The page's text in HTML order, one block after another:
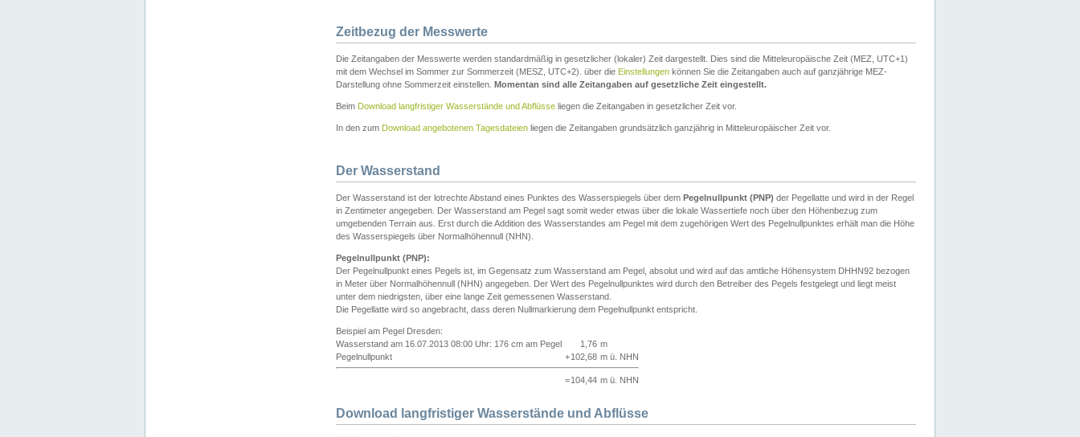
Zeitbezug der Messwerte
Die Zeitangaben der Messwerte werden standardmäßig in gesetzlicher (lokaler) Zeit dargestellt. Dies sind die Mitteleuropäische Zeit (MEZ, UTC+1)
mit dem Wechsel im Sommer zur Sommerzeit (MESZ, UTC+2). über die Einstellungen können Sie die Zeitangaben auch auf ganzjährige MEZ-
Darstellung ohne Sommerzeit einstellen. Momentan sind alle Zeitangaben auf gesetzliche Zeit eingestellt.
Beim Download langfristiger Wasserstände und Abflüsse liegen die Zeitangaben in gesetzlicher Zeit vor.
In den zum Download angebotenen Tagesdateien liegen die Zeitangaben grundsätzlich ganzjährig in Mitteleuropäischer Zeit vor.
Der Wasserstand
Der Wasserstand ist der lotrechte Abstand eines Punktes des Wasserspiegels über dem Pegelnullpunkt (PNP) der Pegellatte und wird in der Regel
in Zentimeter angegeben. Der Wasserstand am Pegel sagt somit weder etwas über die lokale Wassertiefe noch über den Höhenbezug zum
umgebenden Terrain aus. Erst durch die Addition des Wasserstandes am Pegel mit dem zugehörigen Wert des Pegelnullpunktes erhält man die Höhe
des Wasserspiegels über Normalhöhennull (NHN).
Pegelnullpunkt (PNP):
Der Pegelnullpunkt eines Pegels ist, im Gegensatz zum Wasserstand am Pegel, absolut und wird auf das amtliche Höhensystem DHHN92 bezogen
in Meter über Normalhöhennull (NHN) angegeben. Der Wert des Pegelnullpunktes wird durch den Betreiber des Pegels festgelegt und liegt meist
unter dem niedrigsten, über eine lange Zeit gemessenen Wasserstand.
Die Pegellatte wird so angebracht, dass deren Nullmarkierung dem Pegelnullpunkt entspricht.
Beispiel am Pegel Dresden:
Wasserstand am 16.07.2013 08:00 Uhr: 176 cm am Pegel
1,76 m
Pegelnullpunkt
+102,68 m ü. NHN
=104,44 m ü. NHN
Download langfristiger Wasserstände und Abflüsse